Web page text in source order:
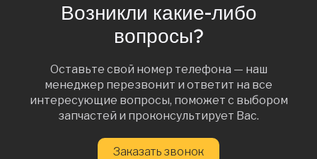
Возникли какие-либо
вопросы?
Оставьте свой номер телефона — наш
менеджер перезвонит и ответит на все
интересующие вопросы, поможет с выбором
запчастей и проконсультирует Вас.
Заказать звонок